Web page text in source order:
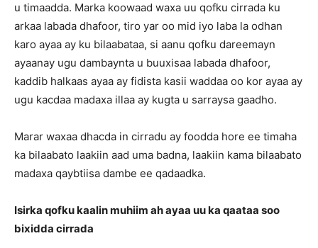
u timaadda. Marka koowaad waxa uu qofku cirrada ku
arkaa labada dhafoor, tiro yar oo mid iyo laba la odhan
karo ayaa ay ku bilaabataa, si aanu qofku dareemayn
ayaanay ugu dambaynta u buuxisaa labada dhafoor,
kaddib halkaas ayaa ay fidista kasii waddaa oo kor ayaa ay
ugu kacdaa madaxa illaa ay kugta u sarraysa gaadho.
Marar waxaa dhacda in cirradu ay foodda hore ee timaha
ka bilaabato laakiin aad uma badna, laakiin kama bilaabato
madaxa qaybtiisa dambe ee qadaadka.
Isirka qofku kaalin muhiim ah ayaa uu ka qaataa soo
bixidda cirrada